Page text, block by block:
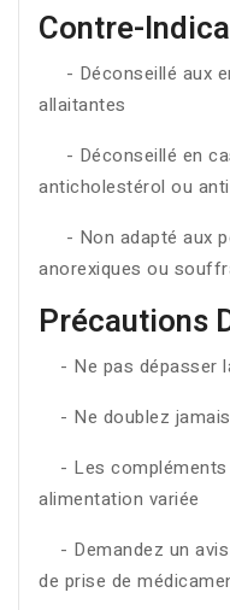
Contre-
- Déconseillé aux
allaitantes
- Déconseillé en
anticholestérol ou
- Non adapté aux
anorexiques ou
Précautions
- Ne pas dépasser
- Ne doublez
- Les compléments
alimentation variée
- Demandez un
de prise de